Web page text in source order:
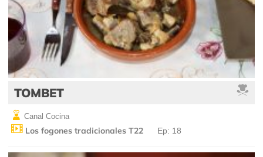
TOMBET
Canal Cocina
Los fogones tradicionales T22 Ep: 18